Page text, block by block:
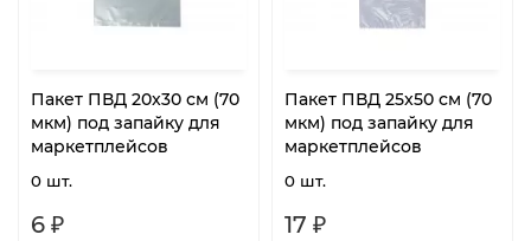
Пакет ПВД 20x30 см (70
мкм) под запайку для
маркетплейсов
0 шт.
6 ₽
Пакет ПВД 25x50 см (70
мкм) под запайку для
маркетплейсов
0 шт.
17 ₽